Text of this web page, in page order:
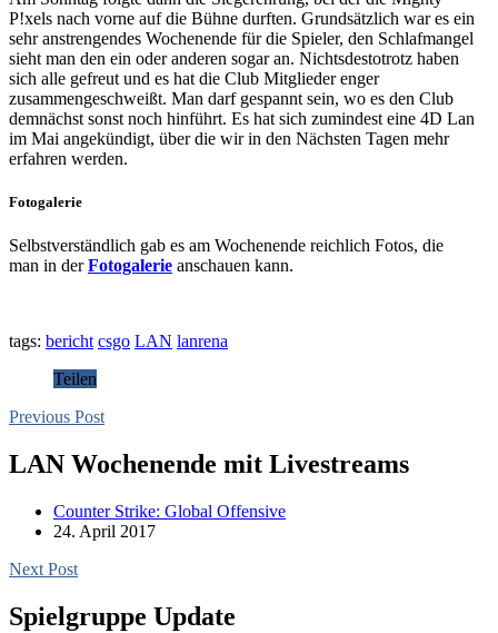
P!xels nach vorne auf die Bühne durften. Grundsätzlich war es ein
sehr anstrengendes Wochenende für die Spieler, den Schlafmangel
sieht man den ein oder anderen sogar an. Nichtsdestotrotz haben
sich alle gefreut und es hat die Club Mitglieder enger
zusammengeschweißt. Man darf gespannt sein, wo es den Club
demnächst sonst noch hinführt. Es hat sich zumindest eine 4D Lan
im Mai angekündigt, über die wir in den Nächsten Tagen mehr
erfahren werden.
Fotogalerie
Selbstverständlich gab es am Wochenende reichlich Fotos, die
man in derFotogalerie anschauen kann.
tags: bericht csgo LAN lanrena
Teilen
Previous Post
LAN Wochenende mit Livestreams
Counter Strike: Global Offensive
24. April 2017
Next Post
Spielgruppe Update